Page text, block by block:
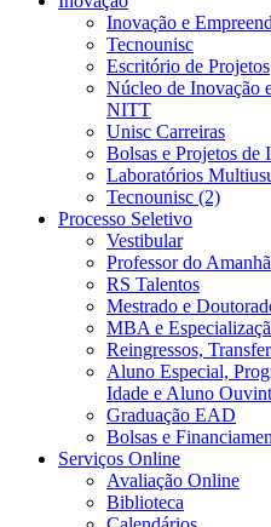
Inovação e
Tecnounisc
Escritório de Projetos
Núcleo de Inovação
NITT
Unisc Carreiras
Bolsas e Projetos de
Laboratórios
Tecnounisc (2)
Processo Seletivo
Vestibular
Professor do Amanhã
RS Talentos
Mestrado e
MBA e
Reingressos,
Aluno Especial,
Idade e Aluno
Graduação EAD
Bolsas e
Serviços Online
Avaliação Online
Biblioteca